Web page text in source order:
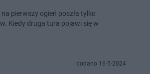
pierwszy ogień poszła tylko
Kiedy druga tura pojawi się w
dodano 16-5-2024